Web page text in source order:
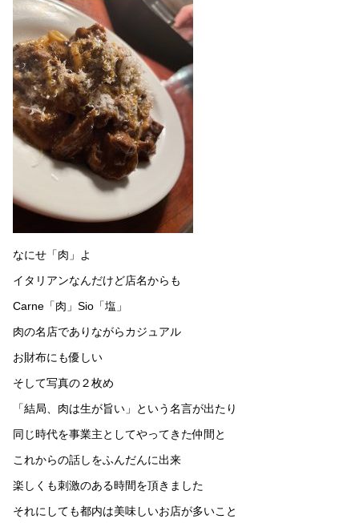
なにせ「肉」よ
イタリアンなんだけど店名からも
Carne「肉」Sio「塩」
肉の名店でありながらカジュアル
お財布にも優しい
そして写真の２枚め
「結局、肉は生が旨い」という名言が出たり
同じ時代を事業主としてやってきた仲間と
これからの話しをふんだんに出来
楽しくも刺激のある時間を頂きました
それにしても都内は美味しいお店が多いこと